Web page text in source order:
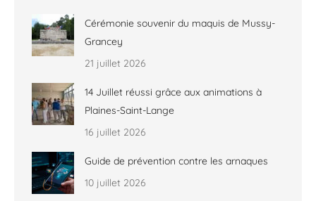
Cérémonie souvenir du maquis de Mussy-
Grancey
21 juillet 2026
14 Juillet réussi grâce aux animations à
Plaines-Saint-Lange
16 juillet 2026
Guide de prévention contre les arnaques
10 juillet 2026